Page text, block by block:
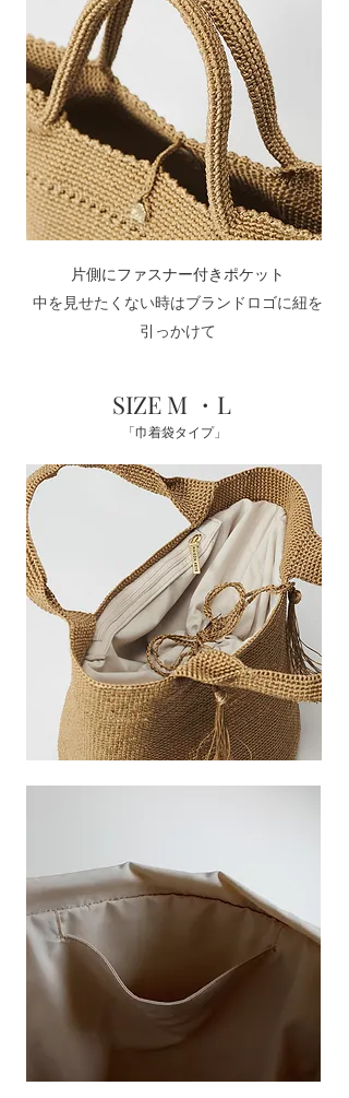
片側にファスナー付きポケット
​中を見せたくない時はブランドロゴに紐を
引っかけて
SIZE M ・L
「巾着袋タイプ」